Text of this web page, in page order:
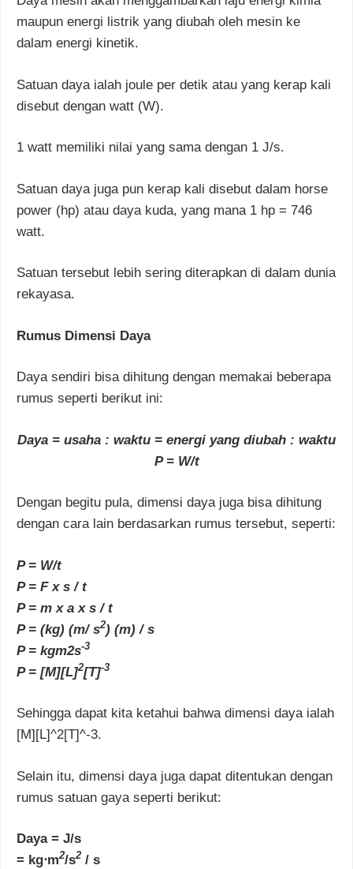
maupun energi listrik yang diubah oleh mesin ke
dalam energi kinetik.
Satuan daya ialah joule per detik atau yang kerap kali
disebut dengan watt (W).
1 watt memiliki nilai yang sama dengan 1 J/s.
Satuan daya juga pun kerap kali disebut dalam horse
power (hp) atau daya kuda, yang mana 1 hp = 746
watt.
Satuan tersebut lebih sering diterapkan di dalam dunia
rekayasa.
Rumus Dimensi Daya
Daya sendiri bisa dihitung dengan memakai beberapa
rumus seperti berikut ini:
Daya = usaha : waktu = energi yang diubah : waktu
P = W/t
Dengan begitu pula, dimensi daya juga bisa dihitung
dengan cara lain berdasarkan rumus tersebut, seperti:
P = W/t
P = F x s / t
P = m x a x s / t
P = (kg) (m/ s2) (m) / s
P = kgm2s-3
P = [M][L]2[T]-3
Sehingga dapat kita ketahui bahwa dimensi daya ialah
[M][L]^2[T]^-3.
Selain itu, dimensi daya juga dapat ditentukan dengan
rumus satuan gaya seperti berikut:
Daya = J/s
= kg⋅m2/s2 / s